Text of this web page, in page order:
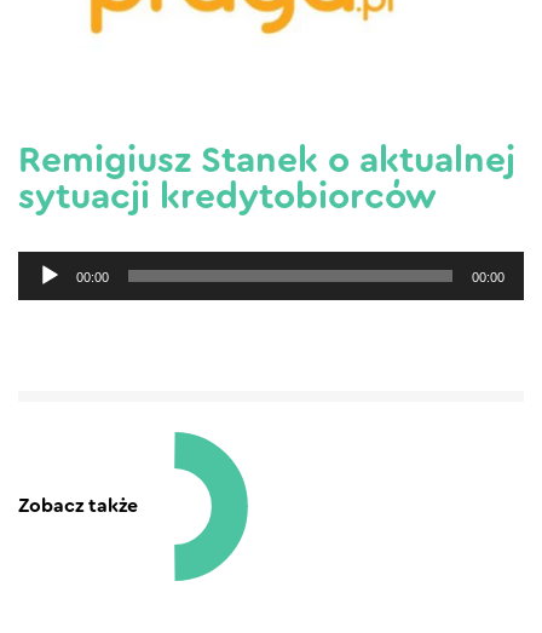
Remigiusz Stanek o aktualnej
sytuacji kredytobiorców
Odtwarzacz
plików00:00 00:00
Zobacz także